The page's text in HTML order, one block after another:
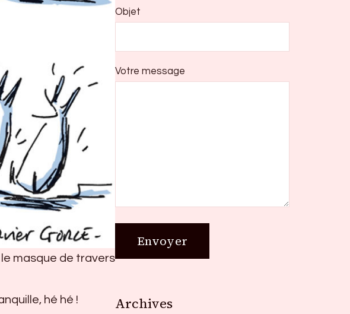
masque de travers
hé hé !
Objet
Votre message
Archives